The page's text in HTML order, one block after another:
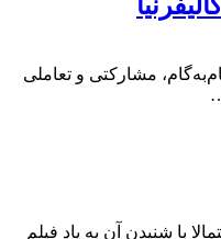
مشارکتی و تعاملی
با شنیدن آن به یاد فیلم